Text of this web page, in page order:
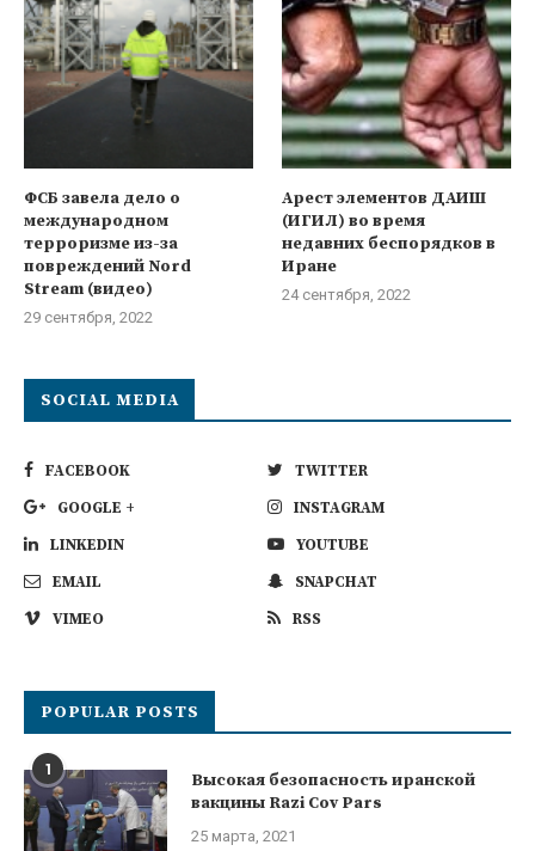
ФСБ завела дело о
международном
терроризме из-за
повреждений Nord
Stream (видео)
29 сентября, 2022
Арест элементов ДАИШ
(ИГИЛ) во время
недавних беспорядков в
Иране
24 сентября, 2022
SOCIAL MEDIA
FACEBOOK
TWITTER
GOOGLE +
INSTAGRAM
LINKEDIN
YOUTUBE
EMAIL
SNAPCHAT
VIMEO
RSS
POPULAR POSTS
1
Высокая безопасность иранской
вакцины Razi Cov Pars
25 марта, 2021